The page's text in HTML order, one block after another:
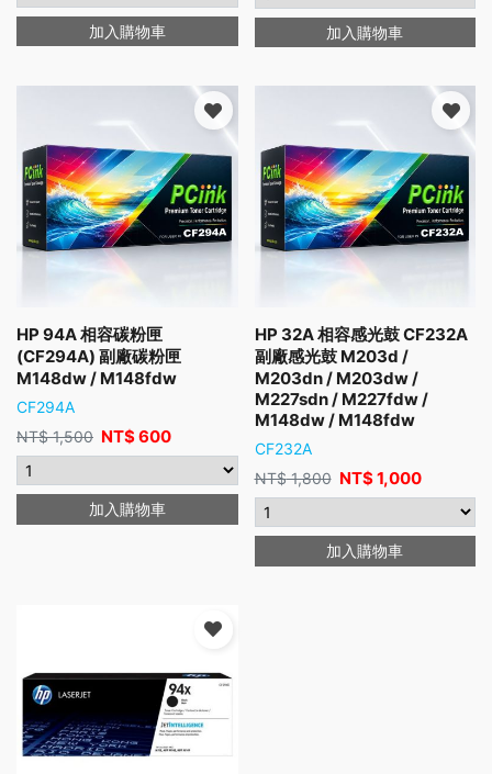
加入購物車 加入購物車
HP 94A 相容碳粉匣
(CF294A) 副廠碳粉匣
M148dw / M148fdw
CF294A
NT$1,500 NT$600
加入購物車
HP 32A 相容感光鼓 CF232A
副廠感光鼓 M203d /
M203dn / M203dw /
M227sdn / M227fdw /
M148dw / M148fdw
CF232A
NT$1,800 NT$1,000
加入購物車